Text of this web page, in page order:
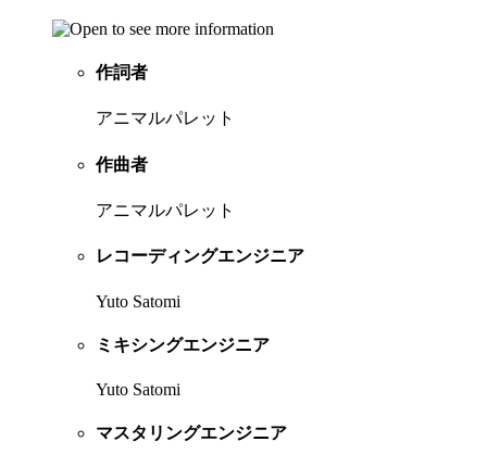
作詞者
アニマルパレット
作曲者
アニマルパレット
レコーディングエンジニア
Yuto Satomi
ミキシングエンジニア
Yuto Satomi
マスタリングエンジニア